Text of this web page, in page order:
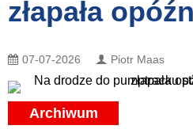
złapała
07-07-2026 Piotr Maas
Archiwum